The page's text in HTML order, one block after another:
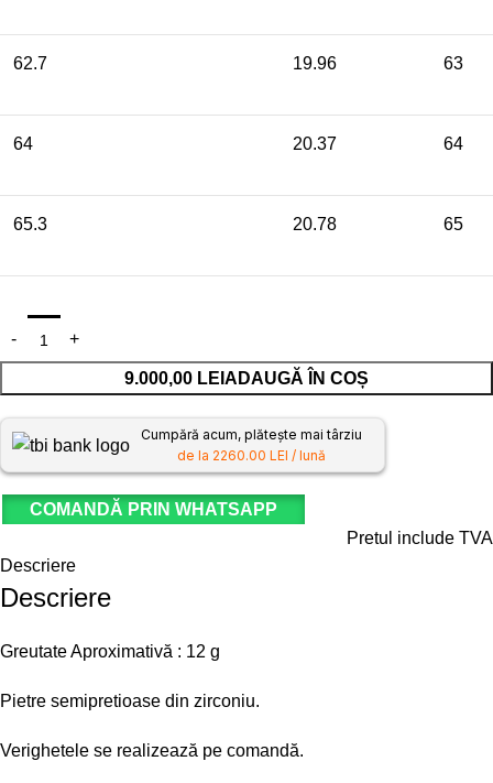
62.7 19.96 63
64 20.37 64
65.3 20.78 65
9.000,00 LEI ADAUGĂ ÎN COȘ
Cumpără acum, plătește mai târziu
de la 2260.00 LEI / lună
COMANDĂ PRIN WHATSAPP
Pretul include TVA
Descriere
Descriere
Greutate Aproximativă : 12 g
Pietre semipretioase din zirconiu.
Verighetele se realizează pe comandă.